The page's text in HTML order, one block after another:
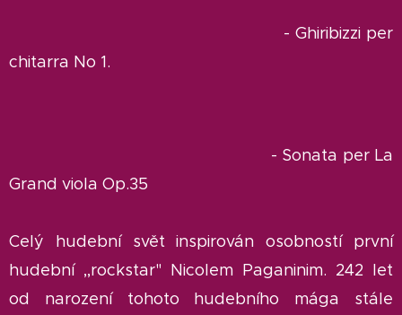
- Ghiribizzi per
chitarra No 1.
- Sonata per La
Grand viola Op.35
Celý hudební svět inspirován osobností první
hudební ,,rockstar" Nicolem Paganinim. 242 let
od narození tohoto hudebního mága stále